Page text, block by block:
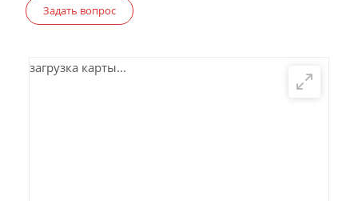
Задать вопрос
загрузка карты...